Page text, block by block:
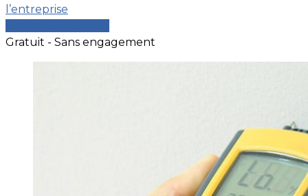
l’entreprise
Gratuit - Sans engagement